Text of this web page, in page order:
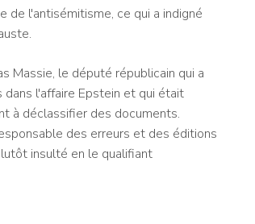
de l'antisémitisme, ce qui a indigné
Massie, le député républicain qui a
l'affaire Epstein et qui était
à déclassifier des documents.
des erreurs et des éditions
insulté en le qualifiant